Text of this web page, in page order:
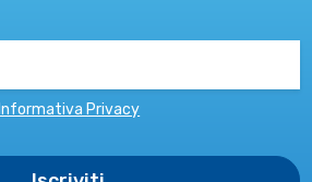
Informativa Privacy